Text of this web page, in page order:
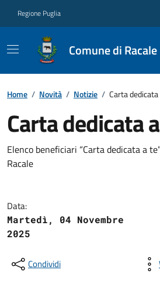
Regione Puglia
Comune di Racale
Home / Novità / Notizie / Carta
Carta dedicata
Elenco beneficiari “Carta dedicata a
Racale
Data:
Martedì, 04 Novembre
2025
Condividi